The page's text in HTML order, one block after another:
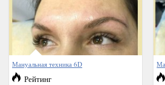
Мануальная техника 6D
Рейтинг